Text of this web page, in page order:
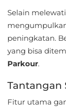
Auto
&
Vehicles
Books
Selain
peningkatan.
yang bisa
Parkour.
Tantangan
Fitur utama